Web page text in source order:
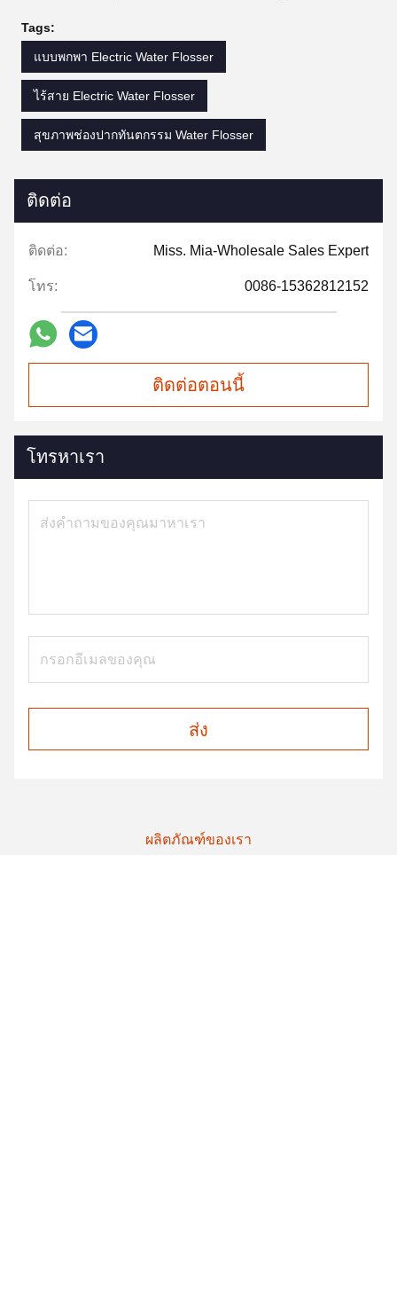
Tags:
แบบพกพา Electric Water Flosser
ไร้สาย Electric Water Flosser
สุขภาพช่องปากทันตกรรม Water Flosser
ติดต่อ
ติดต่อ: Miss. Mia-Wholesale Sales Expert
โทร: 0086-15362812152
ติดต่อตอนนี้
โทรหาเรา
ส่ง
ผลิตภัณฑ์ของเรา